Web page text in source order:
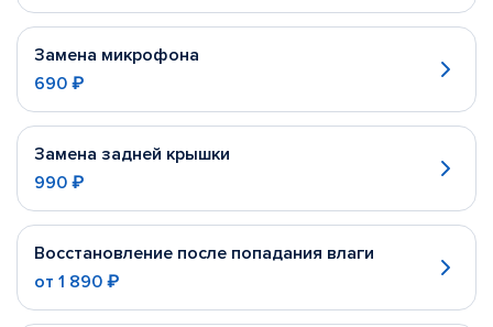
Замена микрофона
690 ₽
Замена задней крышки
990 ₽
Восстановление после попадания влаги
от 1 890 ₽